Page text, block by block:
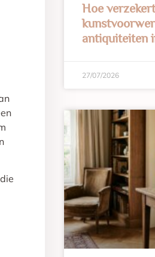
Hoe
antiquiteiten
27/07/2026